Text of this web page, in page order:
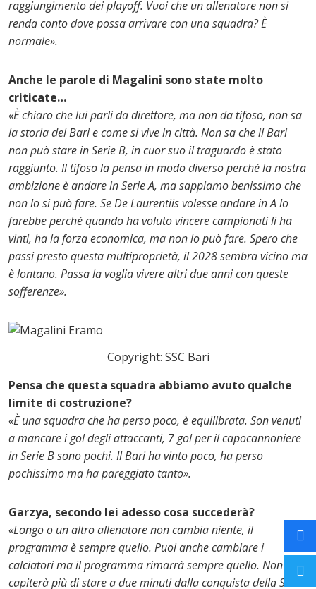
raggiungimento dei playoff. Vuoi che un allenatore non si
renda conto dove possa arrivare con una squadra? È
normale».
Anche le parole di Magalini sono state molto
criticate…
«È chiaro che lui parli da direttore, ma non da tifoso, non sa
la storia del Bari e come si vive in città. Non sa che il Bari
non può stare in Serie B, in cuor suo il traguardo è stato
raggiunto. Il tifoso la pensa in modo diverso perché la nostra
ambizione è andare in Serie A, ma sappiamo benissimo che
non lo si può fare. Se De Laurentiis volesse andare in A lo
farebbe perché quando ha voluto vincere campionati li ha
vinti, ha la forza economica, ma non lo può fare. Spero che
passi presto questa multiproprietà, il 2028 sembra vicino ma
è lontano. Passa la voglia vivere altri due anni con queste
sofferenze».
Copyright: SSC Bari
Pensa che questa squadra abbiamo avuto qualche
limite di costruzione?
«È una squadra che ha perso poco, è equilibrata. Son venuti
a mancare i gol degli attaccanti, 7 gol per il capocannoniere
in Serie B sono pochi. Il Bari ha vinto poco, ha perso
pochissimo ma ha pareggiato tanto».
Garzya, secondo lei adesso cosa succederà?
«Longo o un altro allenatore non cambia niente, il
programma è sempre quello. Puoi anche cambiare i
calciatori ma il programma rimarrà sempre quello. Non
capiterà più di stare a due minuti dalla conquista della Serie